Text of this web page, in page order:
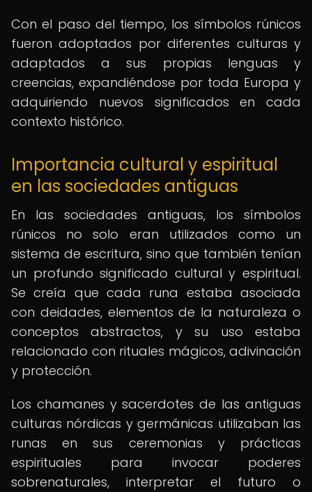
Con el paso del tiempo, los símbolos rúnicos
fueron adoptados por diferentes culturas y
adaptados a sus propias lenguas y
creencias, expandiéndose por toda Europa y
adquiriendo nuevos significados en cada
contexto histórico.
Importancia cultural y espiritual
en las sociedades antiguas
En las sociedades antiguas, los símbolos
rúnicos no solo eran utilizados como un
sistema de escritura, sino que también tenían
un profundo significado cultural y espiritual.
Se creía que cada runa estaba asociada
con deidades, elementos de la naturaleza o
conceptos abstractos, y su uso estaba
relacionado con rituales mágicos, adivinación
y protección.
Los chamanes y sacerdotes de las antiguas
culturas nórdicas y germánicas utilizaban las
runas en sus ceremonias y prácticas
espirituales para invocar poderes
sobrenaturales, interpretar el futuro o